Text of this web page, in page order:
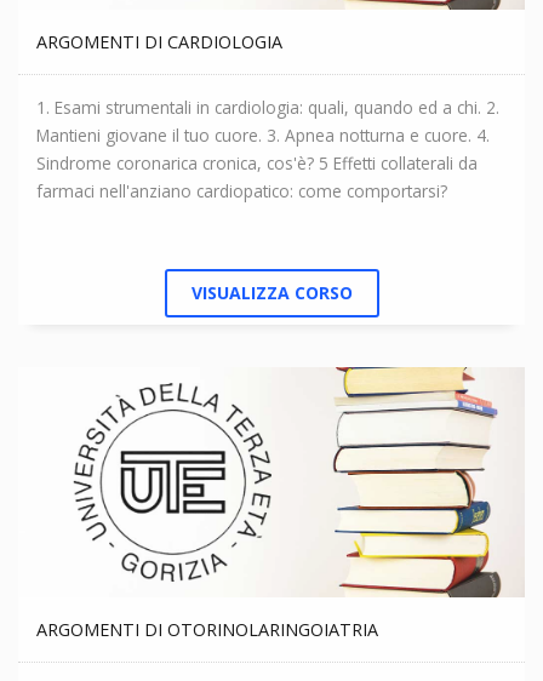
ARGOMENTI DI CARDIOLOGIA
1. Esami strumentali in cardiologia: quali, quando ed a chi. 2.
Mantieni giovane il tuo cuore. 3. Apnea notturna e cuore. 4.
Sindrome coronarica cronica, cos'è? 5 Effetti collaterali da
farmaci nell'anziano cardiopatico: come comportarsi?
VISUALIZZA CORSO
ARGOMENTI DI OTORINOLARINGOIATRIA